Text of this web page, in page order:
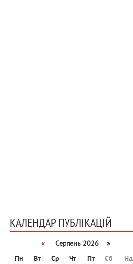
КАЛЕНДАР ПУБЛІКАЦІЙ
«
Серпень 2026 »
Пн
Вт Ср Чт Пт Сб
Нд